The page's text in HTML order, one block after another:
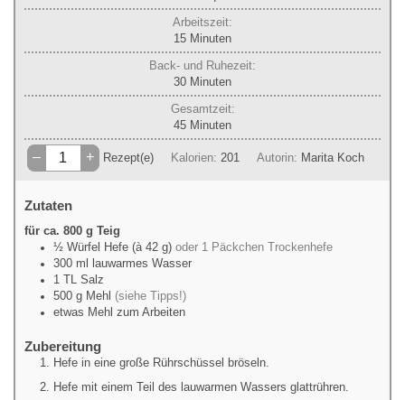
Arbeitszeit:
15Minuten
Minuten
Back- und Ruhezeit:
30Minuten
Minuten
Gesamtzeit:
45Minuten
Minuten
– + Rezept(e) Kalorien: 201 Autorin: Marita Koch
Zutaten
für ca. 800 g Teig
½ Würfel Hefe (à 42 g) oder 1 Päckchen Trockenhefe
300 ml
lauwarmes Wasser
1
TL Salz
500 g Mehl (siehe Tipps!)
etwas Mehl zum Arbeiten
Zubereitung
Hefe in eine große Rührschüssel bröseln.
Hefe mit einem Teil des lauwarmen Wassers glattrühren.